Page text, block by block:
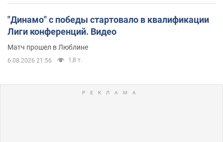
"Динамо" с победы стартовало в квалификации
Лиги конференций. Видео
Матч прошел в Люблине
6.08.2026 21:56 1,8 т.